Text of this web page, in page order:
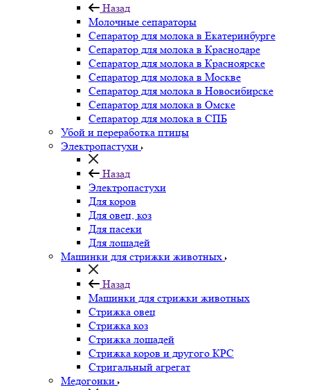
Назад
Молочные сепараторы
Сепаратор для молока в Екатеринбурге
Сепаратор для молока в Краснодаре
Сепаратор для молока в Красноярске
Сепаратор для молока в Москве
Сепаратор для молока в Новосибирске
Сепаратор для молока в Омске
Сепаратор для молока в СПБ
Убой и переработка птицы
Электропастухи
Назад
Электропастухи
Для коров
Для овец, коз
Для пасеки
Для лошадей
Машинки для стрижки животных
Назад
Машинки для стрижки животных
Стрижка овец
Стрижка коз
Стрижка лошадей
Стрижка коров и другого КРС
Стригальный агрегат
Медогонки